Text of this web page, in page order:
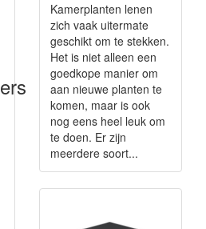
Kamerplanten lenen
zich vaak uitermate
geschikt om te stekken.
Het is niet alleen een
goedkope manier om
aan nieuwe planten te
komen, maar is ook
nog eens heel leuk om
te doen. Er zijn
meerdere soort...